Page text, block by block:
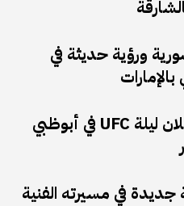
ورؤية حديثة في
أنكالايف وغوسكوف يشعلان ليلة UFC في أبوظبي
في مسيرته الفنية